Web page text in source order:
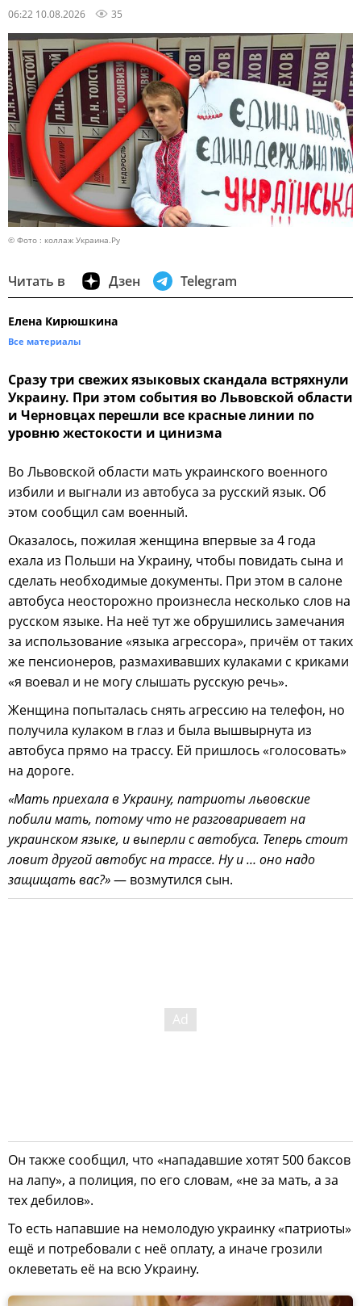
06:22 10.08.2026 35
© Фото : коллаж Украина.Ру
Читать в Дзен Telegram
Елена Кирюшкина
Все материалы
Сразу три свежих языковых скандала встряхнули
Украину. При этом события во Львовской области
и Черновцах перешли все красные линии по
уровню жестокости и цинизма
Во Львовской области мать украинского военного
избили и выгнали из автобуса за русский язык. Об
этом сообщил сам военный.
Оказалось, пожилая женщина впервые за 4 года
ехала из Польши на Украину, чтобы повидать сына и
сделать необходимые документы. При этом в салоне
автобуса неосторожно произнесла несколько слов на
русском языке. На неё тут же обрушились замечания
за использование «языка агрессора», причём от таких
же пенсионеров, размахивавших кулаками с криками
«я воевал и не могу слышать русскую речь».
Женщина попыталась снять агрессию на телефон, но
получила кулаком в глаз и была вышвырнута из
автобуса прямо на трассу. Ей пришлось «голосовать»
на дороге.
«Мать приехала в Украину, патриоты львовские
побили мать, потому что не разговаривает на
украинском языке, и выперли с автобуса. Теперь стоит
ловит другой автобус на трассе. Ну и … оно надо
защищать вас?»— возмутился сын.
Он также сообщил, что «нападавшие хотят 500 баксов
на лапу», а полиция, по его словам, «не за мать, а за
тех дебилов».
То есть напавшие на немолодую украинку «патриоты»
ещё и потребовали с неё оплату, а иначе грозили
оклеветать её на всю Украину.